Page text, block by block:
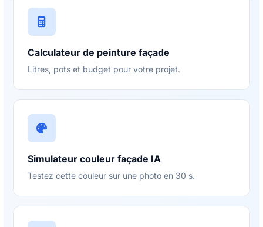
Calculateur de peinture façade
Litres, pots et budget pour votre projet.
Simulateur couleur façade IA
Testez cette couleur sur une photo en 30 s.